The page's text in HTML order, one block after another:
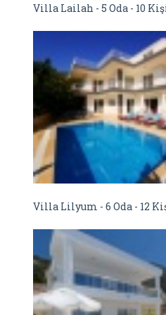
Villa Lailah - 5 Oda - 10
Villa Lilyum - 6 Oda - 12